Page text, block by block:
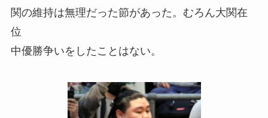
関の維持は無理だった節があった。むろん大関在
位
中優勝争いをしたことはない。